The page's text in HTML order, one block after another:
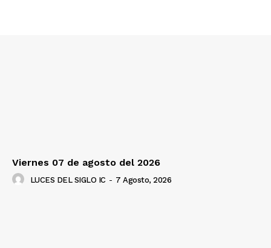
Viernes 07 de agosto del 2026
LUCES DEL SIGLO IC - 7 Agosto, 2026